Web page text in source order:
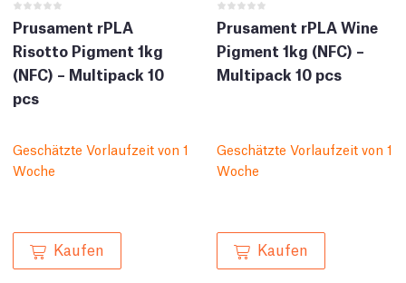
Prusament rPLA
Risotto Pigment 1kg
(NFC) – Multipack 10
pcs
Geschätzte Vorlaufzeit von 1
Woche
Kaufen
Prusament rPLA Wine
Pigment 1kg (NFC) –
Multipack 10 pcs
Geschätzte Vorlaufzeit von 1
Woche
Kaufen